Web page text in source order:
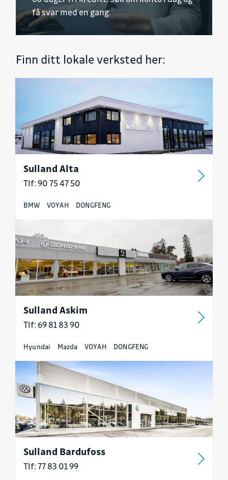
få svar med en gang.
Finn ditt lokale verksted her:
Sulland Alta
Tlf: 90 75 47 50
BMW VOYAH DONGFENG
Sulland Askim
Tlf: 69 81 83 90
Hyundai Mazda VOYAH DONGFENG
Sulland Bardufoss
Tlf: 77 83 01 99